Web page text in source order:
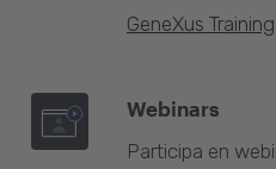
GeneXus Training
Webinars
Participa en